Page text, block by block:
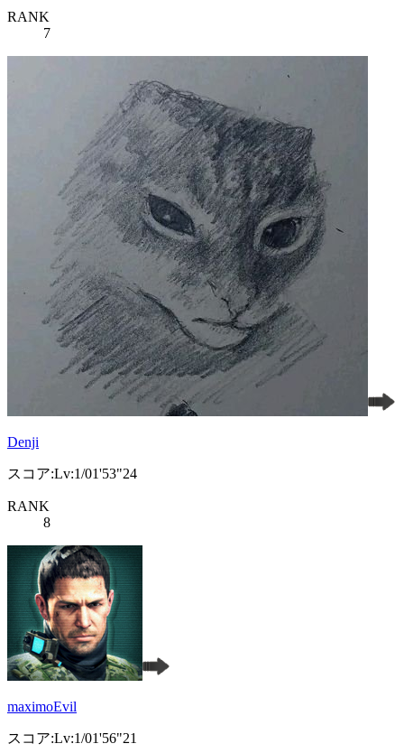
RANK
7
Denji
スコア:Lv:1/01'53"24
RANK
8
maximoEvil
スコア:Lv:1/01'56"21